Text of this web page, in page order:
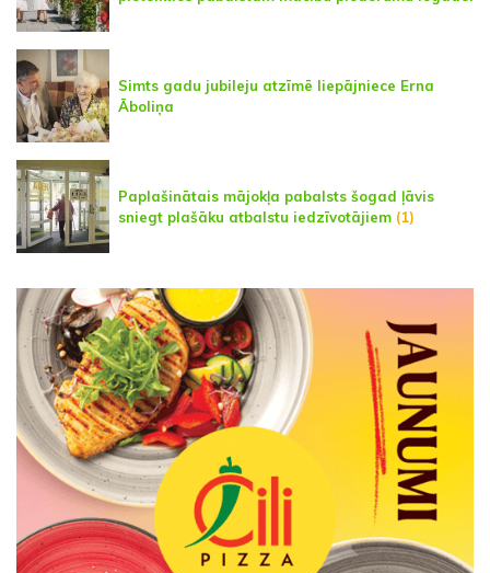
Simts gadu jubileju atzīmē liepājniece Erna
Āboliņa
Paplašinātais mājokļa pabalsts šogad ļāvis
sniegt plašāku atbalstu iedzīvotājiem (1)